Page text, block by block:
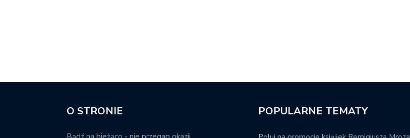
O STRONIE POPULARNE TEMATY